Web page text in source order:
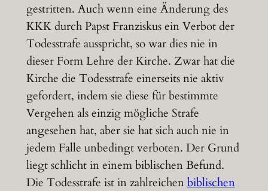
gestritten. Auch wenn eine Änderung des
KKK durch Papst Franziskus ein Verbot der
Todesstrafe ausspricht, so war dies nie in
dieser Form Lehre der Kirche. Zwar hat die
Kirche die Todesstrafe einerseits nie aktiv
gefordert, indem sie diese für bestimmte
Vergehen als einzig mögliche Strafe
angesehen hat, aber sie hat sich auch nie in
jedem Falle unbedingt verboten. Der Grund
liegt schlicht in einem biblischen Befund.
Die Todesstrafe ist in zahlreichenbiblischen